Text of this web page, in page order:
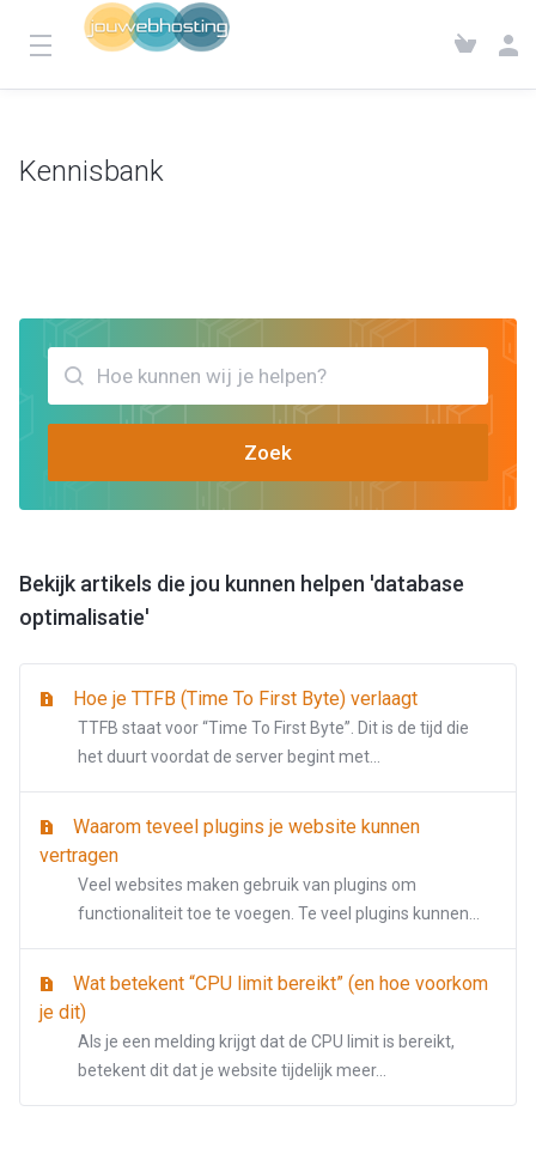
Kennisbank
Zoek
Bekijk artikels die jou kunnen helpen 'database
optimalisatie'
Hoe je TTFB (Time To First Byte) verlaagt
TTFB staat voor “Time To First Byte”. Dit is de tijd die
het duurt voordat de server begint met...
Waarom teveel plugins je website kunnen
vertragen
Veel websites maken gebruik van plugins om
functionaliteit toe te voegen. Te veel plugins kunnen...
Wat betekent “CPU limit bereikt” (en hoe voorkom
je dit)
Als je een melding krijgt dat de CPU limit is bereikt,
betekent dit dat je website tijdelijk meer...